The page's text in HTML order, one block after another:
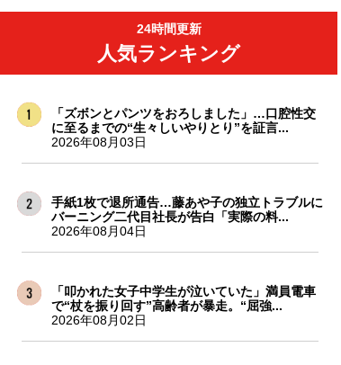
24時間更新
人気ランキング
「ズボンとパンツをおろしました」…口腔性交
に至るまでの“生々しいやりとり”を証言...
2026年08月03日
手紙1枚で退所通告…藤あや子の独立トラブルに
バーニング二代目社長が告白「実際の料...
2026年08月04日
「叩かれた女子中学生が泣いていた」満員電車
で“杖を振り回す”高齢者が暴走。“屈強...
2026年08月02日